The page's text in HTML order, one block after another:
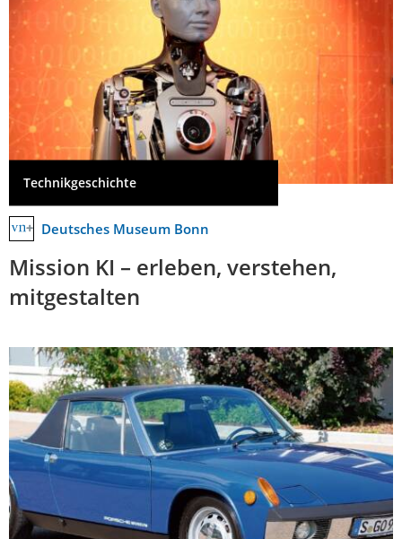
Technikgeschichte
Deutsches Museum Bonn
Mission KI – erleben, verstehen,
mitgestalten